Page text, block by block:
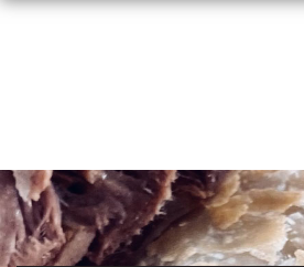
Skip
to
content